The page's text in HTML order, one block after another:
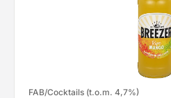
FAB/Cocktails (t.o.m. 4,7%)